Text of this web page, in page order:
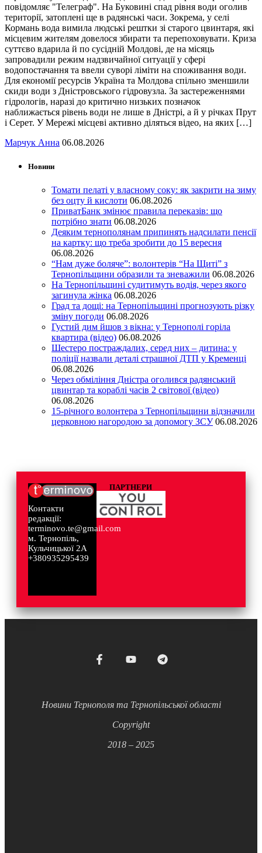
повідомляє "Телеграф". На Буковині спад рівня води оголив
території, затоплені ще в радянські часи. Зокрема, у селі
Кормань вода вимила людські рештки зі старого цвинтаря, які
місцевим жителям довелося збирати та перепоховувати. Криза
суттєво вдарила й по сусідній Молдові, де на місяць
запровадили режим надзвичайної ситуації у сфері
водопостачання та ввели суворі ліміти на споживання води.
Для економії ресурсів Україна та Молдова спільно зменшили
скиди води з Дністровського гідровузла. За застереженнями
гідрологів, наразі до критично низьких позначок
наближається рівень води не лише в Дністрі, а й у річках Прут
і Серет. У Мережі місцеві активно діляться відео, на яких […]
Марчук Анна 06.08.2026
Новини
Томати пелаті у власному соку: як закрити на зиму
без оцту й кислоти 06.08.2026
ПриватБанк змінює правила переказів: що
потрібно знати 06.08.2026
Деяким тернополянам припинять надсилати пенсії
на картку: що треба зробити до 15 вересня
06.08.2026
“Нам дуже боляче”: волонтерів “На Щиті” з
Тернопільщини образили та зневажили 06.08.2026
На Тернопільщині судитимуть водія, через якого
загинула жінка 06.08.2026
Град та дощі: на Тернопільщині прогнозують різку
зміну погоди 06.08.2026
Густий дим йшов з вікна: у Тернополі горіла
квартира (відео) 06.08.2026
Шестеро постраждалих, серед них – дитина: у
поліції назвали деталі страшної ДТП у Кременці
06.08.2026
Через обміління Дністра оголився радянський
цвинтар та кораблі часів 2 світової (відео)
06.08.2026
15-річного волонтера з Тернопільщини відзначили
церковною нагородою за допомогу ЗСУ 06.08.2026
Контакти
редакції:
terminovo.te@gmail.com
м. Тернопіль,
Кульчицької 2А
+380935295439
ПАРТНЕРИ
Новини Тернополя та Тернопільської області
Copyright
2018 – 2025